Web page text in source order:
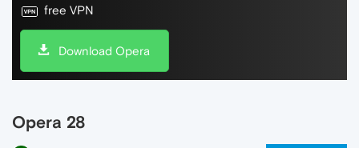
free VPN
Download Opera
Opera 28